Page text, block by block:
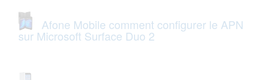
Afone Mobile comment configurer le APN
sur Microsoft Surface Duo 2